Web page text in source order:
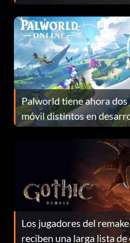
Fans Are Hopeful
Palworld tiene ahora dos
móvil distintos en
continuación te
Los jugadores del
reciben una larga lista